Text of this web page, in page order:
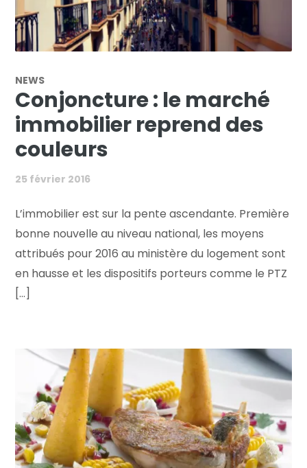
NEWS
Conjoncture : le marché
immobilier reprend des
couleurs
25 février 2016
L’immobilier est sur la pente ascendante. Première
bonne nouvelle au niveau national, les moyens
attribués pour 2016 au ministère du logement sont
en hausse et les dispositifs porteurs comme le PTZ
[...]